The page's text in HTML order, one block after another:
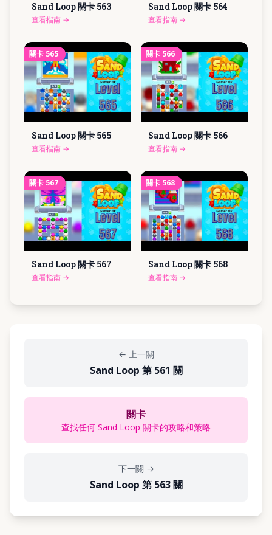
Sand Loop 關卡 563
查看指南 →
Sand Loop 關卡 564
查看指南 →
關卡 565
Sand Loop 關卡 565
查看指南 →
關卡 566
Sand Loop 關卡 566
查看指南 →
關卡 567
Sand Loop 關卡 567
查看指南 →
關卡 568
Sand Loop 關卡 568
查看指南 →
← 上一關
Sand Loop 第 561 關
關卡
查找任何 Sand Loop 關卡的攻略和策略
下一關 →
Sand Loop 第 563 關